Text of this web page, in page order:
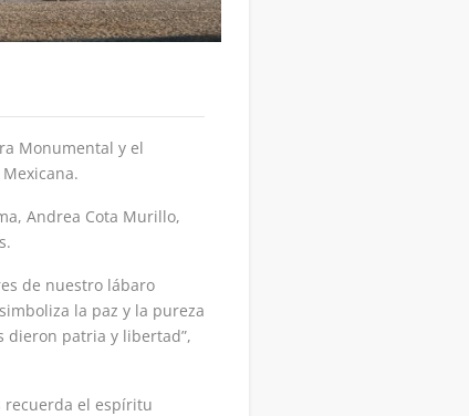
Monumental y el
Andrea Cota Murillo,
de nuestro lábaro
la paz y la pureza
dieron patria y libertad”,
recuerda el espíritu